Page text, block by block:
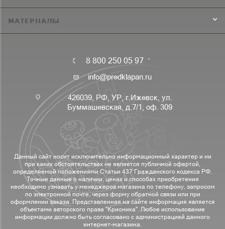
МАТЕРИАЛЫ
8 800 250 05 97
info@predklapan.ru
426039, РФ, УР, г.Ижевск, ул.
Буммашевская, д.7/1, оф. 309
Данный сайт носит исключительно информационный характер и ни
при каких обстоятельствах не является публичной офертой,
определяемой положениями Статьи 437 Гражданского кодекса РФ.
Точные данные о наличии, ценах и способах приобретения
необходимо узнавать у менеджеров магазина по телефону, запросом
по электронной почте, через форму обратной связи или при
оформлении заказа. Представленная на сайте информация является
объектами авторского права "Крионика". Любое использование
информации должно быть согласовано с администрацией данного
интернет-магазина.